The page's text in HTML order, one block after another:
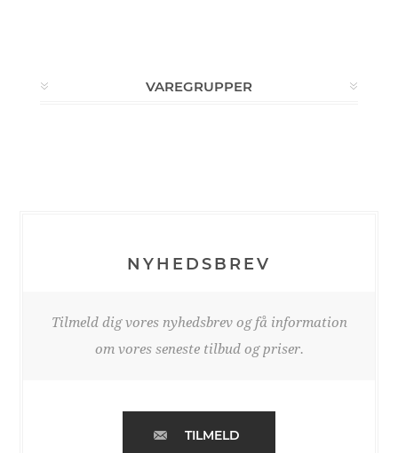
VAREGRUPPER
NYHEDSBREV
Tilmeld dig vores nyhedsbrev og få information
om vores seneste tilbud og priser.
TILMELD